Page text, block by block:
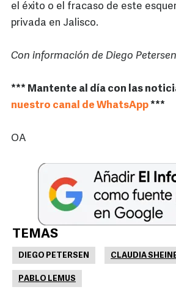
el éxito o el fracaso de este
privada en Jalisco.
Con información de Diego Petersen
*** Mantente al día con las
nuestro canal de WhatsApp***
OA
TEMAS
DIEGO PETERSEN CLAUDIA
PABLO LEMUS